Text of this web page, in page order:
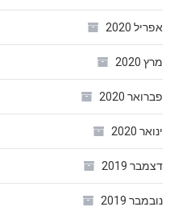
אפריל 2020
מרץ 2020
פברואר 2020
ינואר 2020
דצמבר 2019
נובמבר 2019